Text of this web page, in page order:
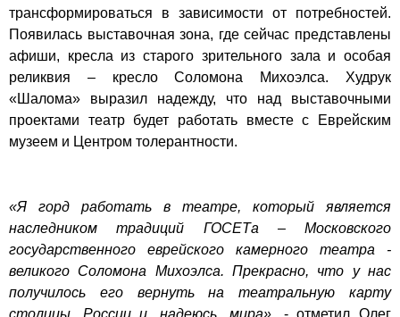
трансформироваться в зависимости от потребностей.
Появилась выставочная зона, где сейчас представлены
афиши, кресла из старого зрительного зала и особая
реликвия – кресло Соломона Михоэлса. Худрук
«Шалома» выразил надежду, что над выставочными
проектами театр будет работать вместе с Еврейским
музеем и Центром толерантности.
«Я горд работать в театре, который является
наследником традиций ГОСЕТа – Московского
государственного еврейского камерного театра -
великого Соломона Михоэлса. Прекрасно, что у нас
получилось его вернуть на театральную карту